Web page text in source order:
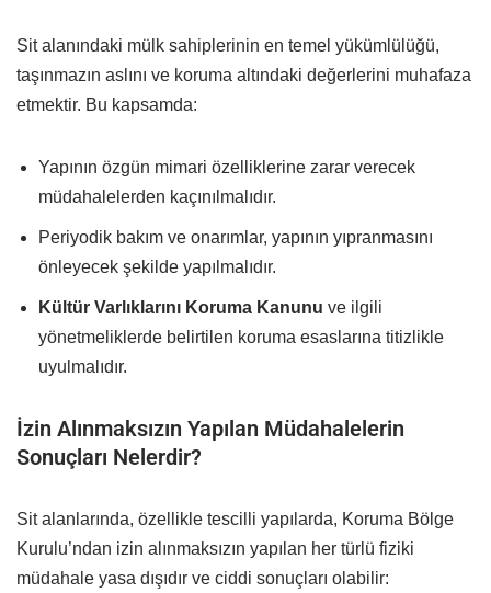
Sit alanındaki mülk sahiplerinin en temel yükümlülüğü,
taşınmazın aslını ve koruma altındaki değerlerini muhafaza
etmektir. Bu kapsamda:
Yapının özgün mimari özelliklerine zarar verecek
müdahalelerden kaçınılmalıdır.
Periyodik bakım ve onarımlar, yapının yıpranmasını
önleyecek şekilde yapılmalıdır.
Kültür Varlıklarını Koruma Kanunu ve ilgili
yönetmeliklerde belirtilen koruma esaslarına titizlikle
uyulmalıdır.
İzin Alınmaksızın Yapılan Müdahalelerin
Sonuçları Nelerdir?
Sit alanlarında, özellikle tescilli yapılarda, Koruma Bölge
Kurulu’ndan izin alınmaksızın yapılan her türlü fiziki
müdahale yasa dışıdır ve ciddi sonuçları olabilir: